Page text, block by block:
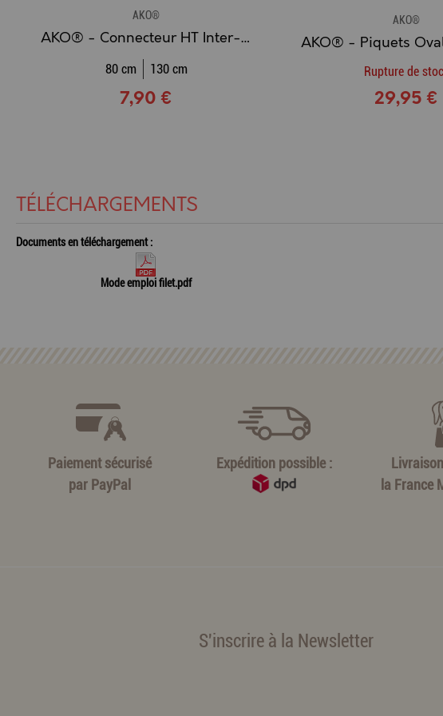
AKO®
AKO® - Connecteur HT Inter-Rubans
80 cm 130 cm
7,90 €
AKO®
Rupture de
29,95 €
TÉLÉCHARGEMENTS
Documents en téléchargement :
Mode emploi filet.pdf
Paiement sécurisé
par PayPal
Expédition possible :
la France
S'inscrire à la Newsletter